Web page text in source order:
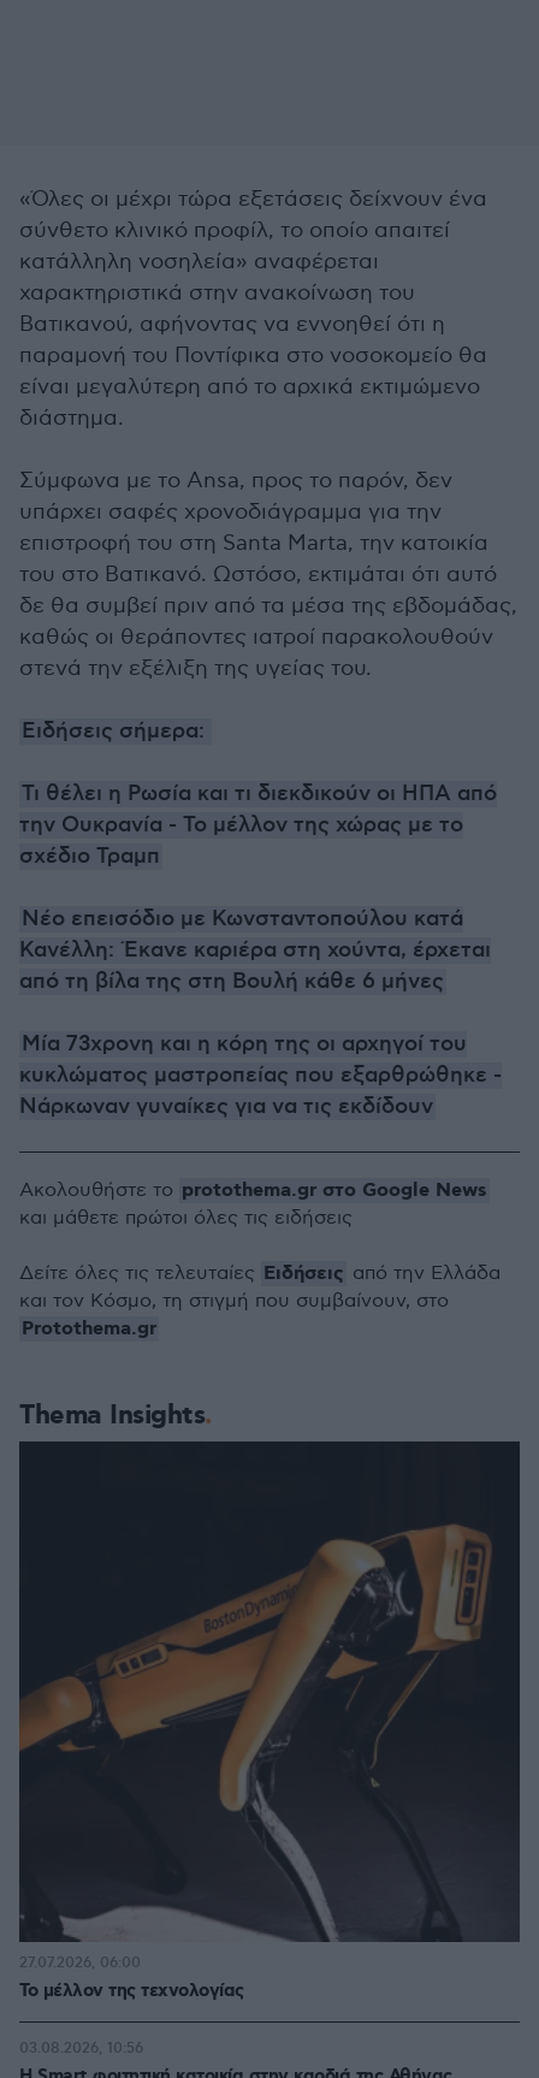
«Όλες οι μέχρι τώρα εξετάσεις δείχνουν ένα
σύνθετο κλινικό προφίλ, το οποίο απαιτεί
κατάλληλη νοσηλεία» αναφέρεται
χαρακτηριστικά στην ανακοίνωση του
Βατικανού, αφήνοντας να εννοηθεί ότι η
παραμονή του Ποντίφικα στο νοσοκομείο θα
είναι μεγαλύτερη από το αρχικά εκτιμώμενο
διάστημα.
Σύμφωνα με το Ansa, προς το παρόν, δεν
υπάρχει σαφές χρονοδιάγραμμα για την
επιστροφή του στη Santa Marta, την κατοικία
του στο Βατικανό. Ωστόσο, εκτιμάται ότι αυτό
δε θα συμβεί πριν από τα μέσα της εβδομάδας,
καθώς οι θεράποντες ιατροί παρακολουθούν
στενά την εξέλιξη της υγείας του.
Ειδήσεις σήμερα:
Τι θέλει η Ρωσία και τι διεκδικούν οι ΗΠΑ από
την Ουκρανία - Το μέλλον της χώρας με το
σχέδιο Τραμπ
Νέο επεισόδιο με Κωνσταντοπούλου κατά
Κανέλλη: Έκανε καριέρα στη χούντα, έρχεται
από τη βίλα της στη Βουλή κάθε 6 μήνες
Μία 73χρονη και η κόρη της οι αρχηγοί του
κυκλώματος μαστροπείας που εξαρθρώθηκε -
Νάρκωναν γυναίκες για να τις εκδίδουν
Thema Insights
Το μέλλον της τεχνολογίας
27.07.2026, 06:00
03.08.2026, 10:56
Ακολουθήστε το protothema.gr στο Google News
και μάθετε πρώτοι όλες τις ειδήσεις
Δείτε όλες τις τελευταίες Ειδήσεις από την Ελλάδα
και τον Κόσμο, τη στιγμή που συμβαίνουν, στο
Protothema.gr